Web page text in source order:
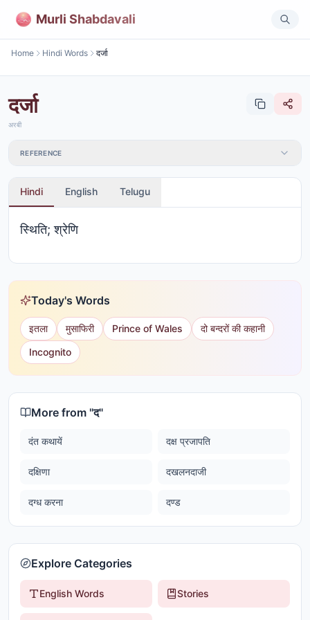
Murli Shabdavali
Home Hindi Words दर्जा
दर्जा
अरबी
REFERENCE
Hindi English Telugu
स्थिति; श्रेणि
Today's Words
इतला मुसाफिरी Prince of Wales
दो बन्दरों की कहानी
Incognito
More from "द"
दंत कथायें दक्ष प्रजापति
दक्षिणा दखलनदाजी
दग्ध करना दण्ड
Explore Categories
English Words Stories